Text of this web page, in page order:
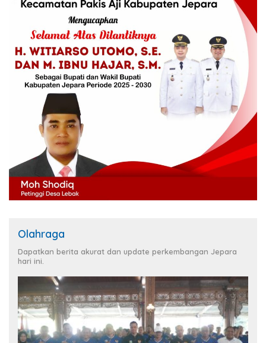
Olahraga
Dapatkan berita akurat dan update perkembangan Jepara
hari ini.